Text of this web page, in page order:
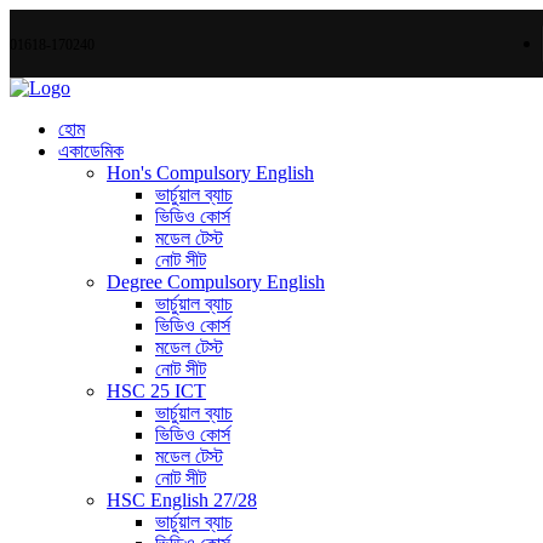
হোম
একাডেমিক
Hon's Compulsory English
ভার্চুয়াল ব্যাচ
ভিডিও কোর্স
মডেল টেস্ট
নোট সীট
Degree Compulsory English
ভার্চুয়াল ব্যাচ
ভিডিও কোর্স
মডেল টেস্ট
নোট সীট
HSC 25 ICT
ভার্চুয়াল ব্যাচ
ভিডিও কোর্স
মডেল টেস্ট
নোট সীট
HSC English 27/28
ভার্চুয়াল ব্যাচ